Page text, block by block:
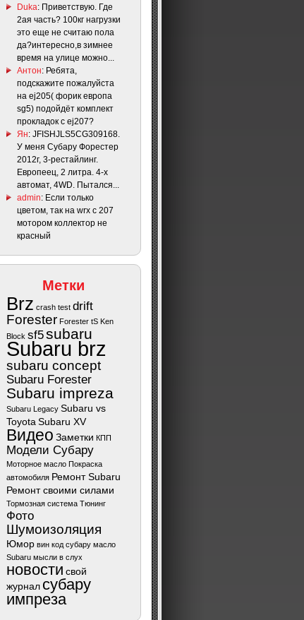
Duka: Приветствую. Где
2ая часть? 100кг нагрузки
это еще не считаю пола
да?интересно,в зимнее
время на улице можно...
Антон: Ребята,
подскажите пожалуйста
на ej205( форик европа
sg5) подойдёт комплект
прокладок с ej207?
Ян: JFISHJLS5CG309168.
У меня Субару Форестер
2012г, 3-рестайлинг.
Европеец, 2 литра. 4-х
автомат, 4WD. Пытался...
admin: Если только
цветом, так на wrx с 207
мотором коллектор не
красный
Метки
Brz crash test drift
Forester Forester tS Ken
Block sf5subaru
Subaru brz
subaru concept
Subaru Forester
Subaru impreza
Subaru Legacy Subaru vs
Toyota Subaru XV
Видео Заметки КПП
Модели Субару
Моторное масло Покраска
автомобиля Ремонт Subaru
Ремонт своими силами
Тормозная система Тюнинг
Фото
Шумоизоляция
Юмор вин код субару масло
Subaru мысли в слух
новости свой
журнал субару
импреза